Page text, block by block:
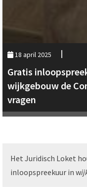
18 april 2025
Gratis
wijkgebouw de
vragen
Het Juridisch Loket
inloopspreekuur in w